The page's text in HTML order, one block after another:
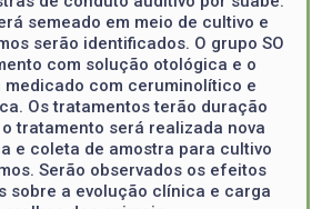
semeado em meio de cultivo e
serão identificados. O grupo SO
com solução otológica e o
medicado com ceruminolítico e
Os tratamentos terão duração
tratamento será realizada nova
e coleta de amostra para cultivo
Serão observados os efeitos
sobre a evolução clínica e carga